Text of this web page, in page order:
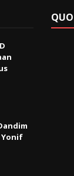
Yonif